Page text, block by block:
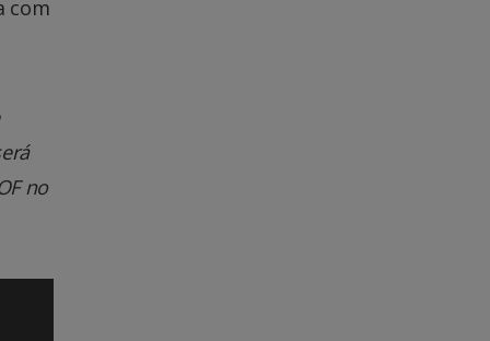
com
no